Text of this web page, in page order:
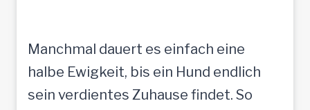
Manchmal dauert es einfach eine
halbe Ewigkeit, bis ein Hund endlich
sein verdientes Zuhause findet. So